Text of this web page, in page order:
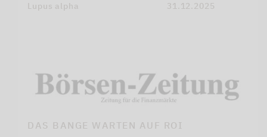
Lupus alpha 31.12.2025
DAS BANGE WARTEN AUF ROI